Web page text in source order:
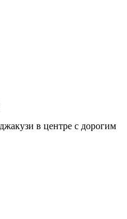
в центре с дорогим